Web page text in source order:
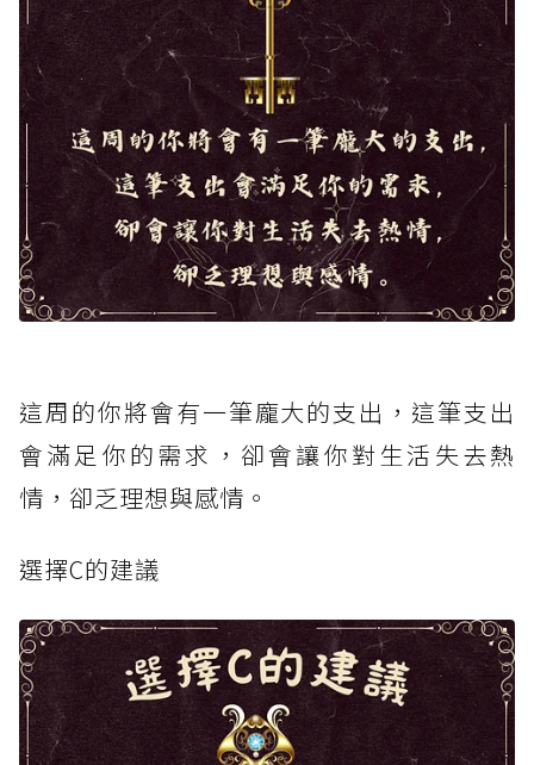
這周的你將會有一筆龐大的支出，這筆支出
會滿足你的需求，卻會讓你對生活失去熱
情，卻乏理想與感情。
選擇C的建議